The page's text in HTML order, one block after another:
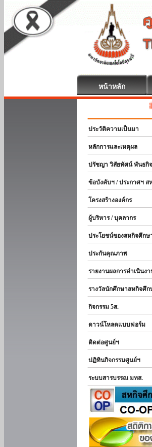
หน้าหลัก
สหกิ
ประวัติความเป็นมา
หลักการและเหตุผล
ปรัชญา วิสัยทัศน์ พันธกิจ
ข้อบังคับฯ / ประกาศฯ ส
โครงสร้างองค์กร
ผู้บริหาร / บุคลากร
ประโยชน์ของสหกิจศึกษ
ประกันคุณภาพ
รายงานผลการดำเนินงา
รางวัลนักศึกษาสหกิจศึก
กิจกรรม 5ส.
ดาวน์โหลดแบบฟอร์ม
ติดต่อศูนย์ฯ
ปฏิทินกิจกรรมศูนย์ฯ
ระบบสารบรรณ มทส.